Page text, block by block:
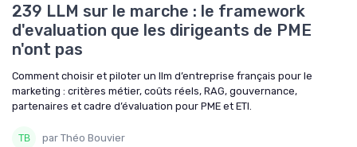
239 LLM sur le marche : le framework
d'evaluation que les dirigeants de PME
n'ont pas
Comment choisir et piloter un llm d’entreprise français pour le
marketing : critères métier, coûts réels, RAG, gouvernance,
partenaires et cadre d’évaluation pour PME et ETI.
par Théo Bouvier